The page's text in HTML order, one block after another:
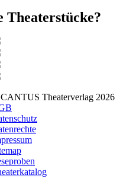
Theaterstücke?
Theaterverlag 2026